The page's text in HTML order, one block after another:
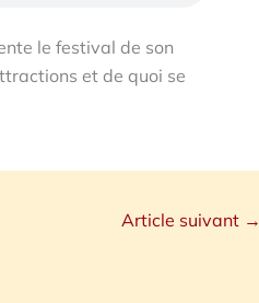
le festival de son
et de quoi se
Article suivant →